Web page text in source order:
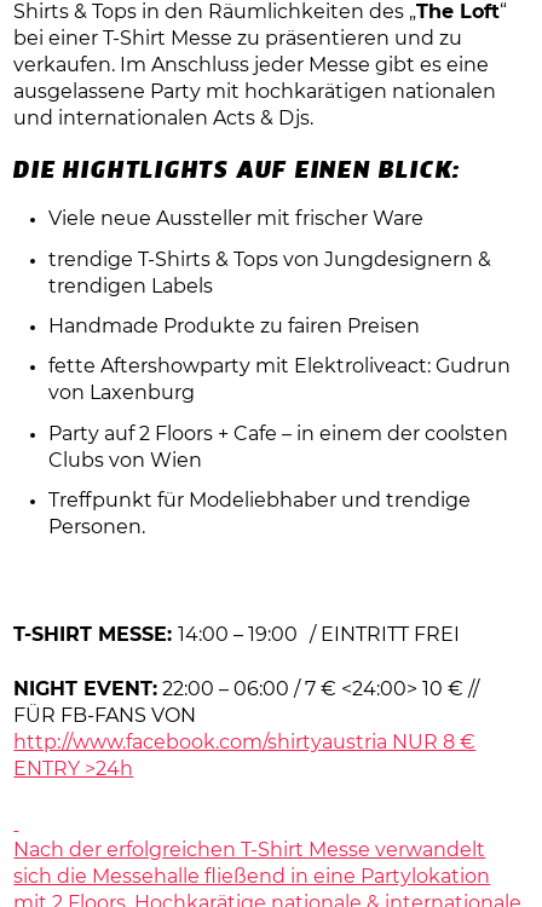
Shirts & Tops in den Räumlichkeiten des „The Loft“
bei einer T-Shirt Messe zu präsentieren und zu
verkaufen. Im Anschluss jeder Messe gibt es eine
ausgelassene Party mit hochkarätigen nationalen
und internationalen Acts & Djs.
DIE HIGHTLIGHTS AUF EINEN BLICK:
Viele neue Aussteller mit frischer Ware
trendige T-Shirts & Tops von Jungdesignern &
trendigen Labels
Handmade Produkte zu fairen Preisen
fette Aftershowparty mit Elektroliveact: Gudrun
von Laxenburg
Party auf 2 Floors + Cafe – in einem der coolsten
Clubs von Wien
Treffpunkt für Modeliebhaber und trendige
Personen.
T-SHIRT MESSE: 14:00 – 19:00 / EINTRITT FREI
NIGHT EVENT: 22:00 – 06:00 / 7 € <24:00> 10 € //
FÜR FB-FANS VON
http://www.facebook.com/shirtyaustria NUR 8 €
ENTRY >24h
Nach der erfolgreichen T-Shirt Messe verwandelt
sich die Messehalle fließend in eine Partylokation
mit 2 Floors. Hochkarätige nationale & internationale